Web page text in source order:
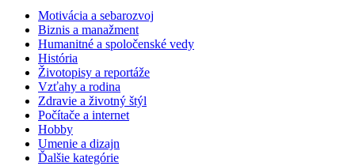
Motivácia a sebarozvoj
Biznis a manažment
Humanitné a spoločenské vedy
História
Životopisy a reportáže
Vzťahy a rodina
Zdravie a životný štýl
Počítače a internet
Hobby
Umenie a dizajn
Ďalšie kategórie